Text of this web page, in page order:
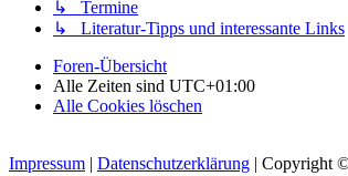
↳ Termine
↳ Literatur-Tipps und interessante Links
Foren-Übersicht
Alle Zeiten sind UTC+01:00
Alle Cookies löschen
Impressum | Datenschutzerklärung | Copyright